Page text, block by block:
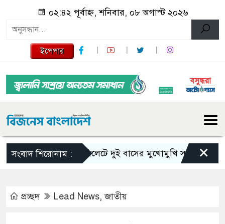
০২:৪২ পূর্বাহ্ন, শনিবার, ০৮ অগাস্ট ২০২৬
ইপেপার
সংবাদ শিরোনাম :সিলেটে দুই বাসের মুখোমুখি সংঘর্ষে নিহত বেড়ে
×
প্রচ্ছদ Lead News,জাতীয়